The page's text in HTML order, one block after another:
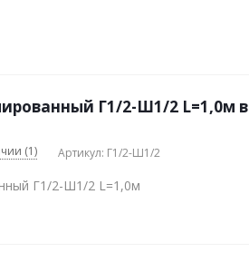
Г1/2-Ш1/2 L=1,0м в
(1) Артикул: Г1/2-Ш1/2
Г1/2-Ш1/2 L=1,0м